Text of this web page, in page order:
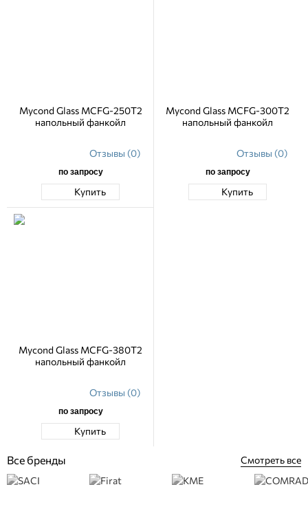
Mycond Glass MCFG-250T2
напольный фанкойл
Отзывы (0)
по запросу
Купить
Mycond Glass MCFG-300T2
напольный фанкойл
Отзывы (0)
по запросу
Купить
Mycond Glass MCFG-380T2
напольный фанкойл
Отзывы (0)
по запросу
Купить
Все бренды Смотреть все